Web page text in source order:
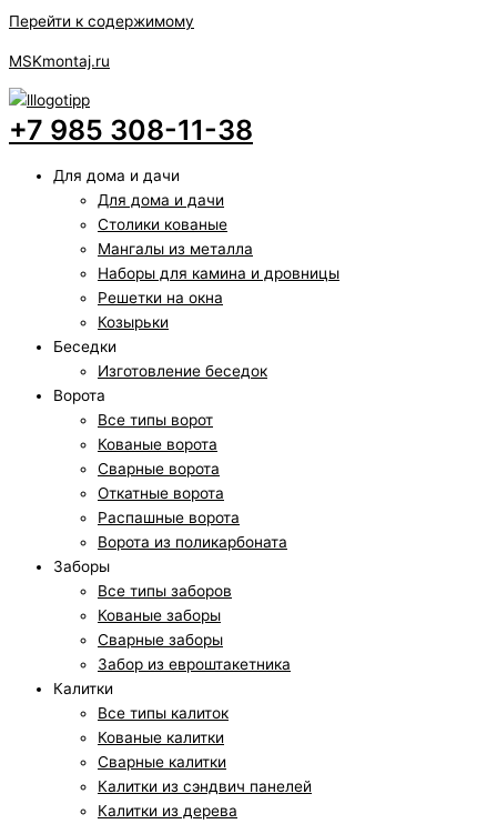
Перейти к содержимому
MSKmontaj.ru
+7 985 308-11-38
Для дома и дачи
Для дома и дачи
Столики кованые
Мангалы из металла
Наборы для камина и дровницы
Решетки на окна
Козырьки
Беседки
Изготовление беседок
Ворота
Все типы ворот
Кованые ворота
Сварные ворота
Откатные ворота
Распашные ворота
Ворота из поликарбоната
Заборы
Все типы заборов
Кованые заборы
Сварные заборы
Забор из евроштакетника
Калитки
Все типы калиток
Кованые калитки
Сварные калитки
Калитки из сэндвич панелей
Калитки из дерева